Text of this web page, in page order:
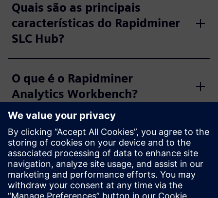
Quais são as principais
características do Rapidminer
SLC Hub?
O que é o Rapidminer
Analytics Workbench?
Quais são algumas das
principais funcionalidades do
Rapidminer Analytics
Workbench?